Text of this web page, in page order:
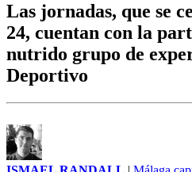
Las jornadas, que se
24, cuentan con la
nutrido grupo de
Deportivo